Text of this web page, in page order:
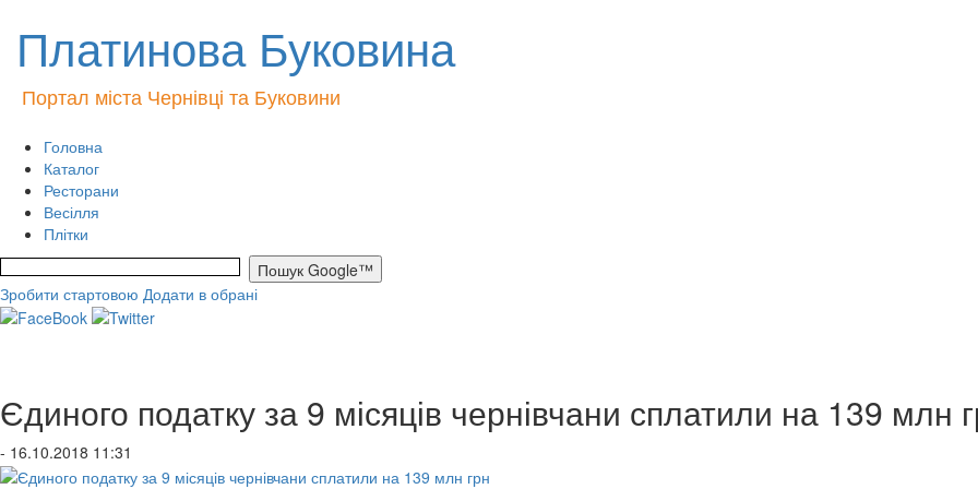
Платинова Буковина
Портал міста Чернівці та Буковини
Головна
Каталог
Ресторани
Весілля
Плітки
Зробити стартовою Додати в обрані
Єдиного податку за 9 місяців чернівчани сплатили на 139 млн
- 16.10.2018 11:31